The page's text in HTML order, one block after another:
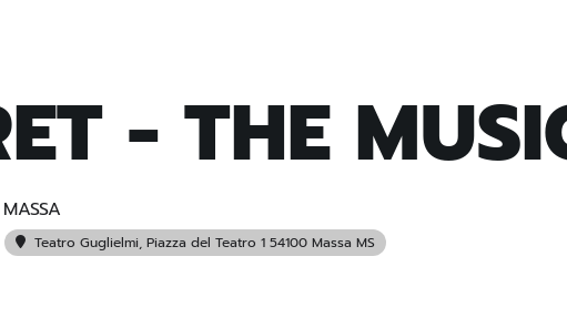
- THE
MASSA
Teatro Guglielmi, Piazza del Teatro 1 54100 Massa MS